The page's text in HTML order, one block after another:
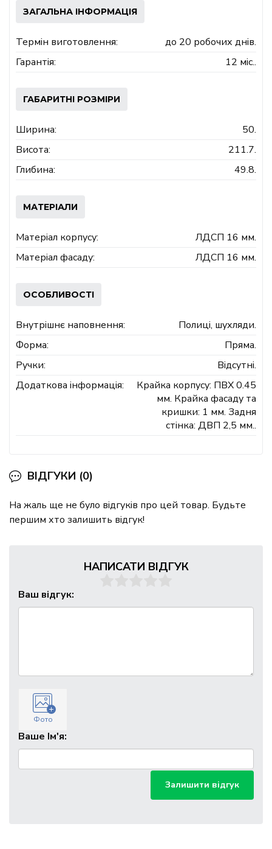
ЗАГАЛЬНА ІНФОРМАЦІЯ
Термін виготовлення:
до 20 робочих днів.
Гарантія:
12 міс..
ГАБАРИТНІ РОЗМІРИ
Ширина:
50.
Висота:
211.7.
Глибина:
49.8.
МАТЕРІАЛИ
Матеріал корпусу:
ЛДСП 16 мм.
Матеріал фасаду:
ЛДСП 16 мм.
ОСОБЛИВОСТІ
Внутрішнє наповнення:
Полиці, шухляди.
Форма:
Пряма.
Ручки:
Відсутні.
Додаткова інформація:
Крайка корпусу: ПВХ 0.45
мм. Крайка фасаду та
кришки: 1 мм. Задня
стінка: ДВП 2,5 мм..
ВІДГУКИ (0)
На жаль ще не було відгуків про цей товар. Будьте
першим хто залишить відгук!
НАПИСАТИ ВІДГУК
Ваш відгук:
Фото
Ваше Ім'я:
Залишити відгук